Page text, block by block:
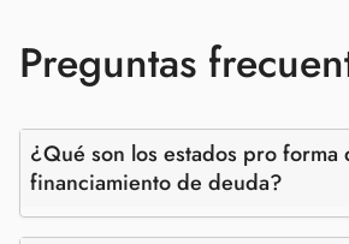
Preguntas
¿Qué son los estados pro forma
financiamiento de deuda?